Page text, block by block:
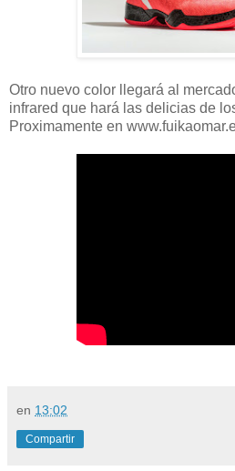
Otro nuevo color llegará al
infrared que hará las delicias de
Proximamente en
en 13:02
Compartir